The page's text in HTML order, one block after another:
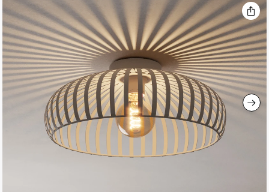
final
de
la
galería
de
imágenes